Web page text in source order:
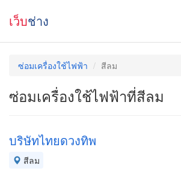
เว็บช่าง
ซ่อมเครื่องใช้ไฟฟ้า สีลม
ซ่อมเครื่องใช้ไฟฟ้าที่สีลม
บริษัทไทยดวงทิพ
สีลม